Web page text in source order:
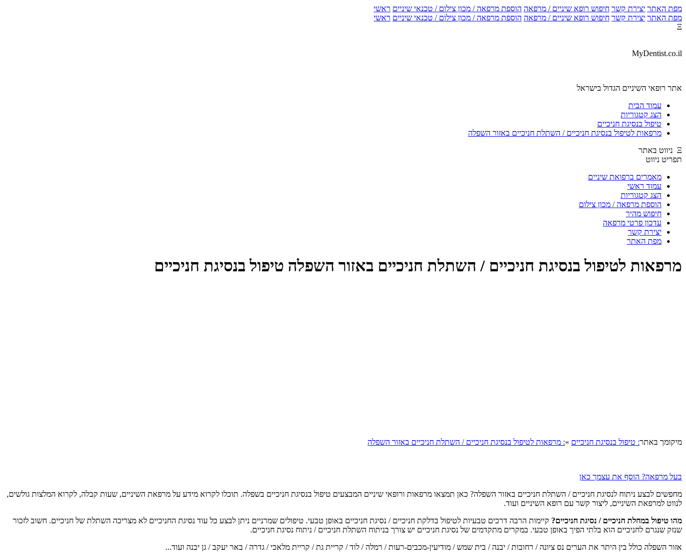
מפת האתר יצירת קשר חיפוש רופא שיניים / מרפאה הוספת מרפאה / מכון צילום / טכנאי שיניים ראשי
מפת האתר יצירת קשר חיפוש רופא שיניים / מרפאה הוספת מרפאה / מכון צילום / טכנאי שיניים ראשי
Ξ
MyDentist.co.il
אתר רופאי השיניים הגדול בישראל
עמוד הבית
הצג קטגוריות
טיפול בנסיגת חניכיים
מרפאות לטיפול בנסיגת חניכיים / השתלת חניכיים באזור השפלה
Ξ ניווט באתר
תפריט ניווט
מאמרים ברפואת שיניים
עמוד ראשי
הצג קטגוריות
הוספת מרפאה / מכון צילום
חיפוש מהיר
עדכון פרטי מרפאה
יצירת קשר
מפת האתר
מרפאות לטיפול בנסיגת חניכיים / השתלת חניכיים באזור השפלה טיפול בנסיגת חניכיים
מיקומך באתר: טיפול בנסיגת חניכיים »: מרפאות לטיפול בנסיגת חניכיים / השתלת חניכיים באזור השפלה
בעל מרפאה? הוסף את עצמך כאן
מחפשים לבצע ניתוח לנסיגת חניכיים / השתלת חניכיים באזור השפלה? כאן תמצאו מרפאות ורופאי שיניים המבצעים טיפול בנסיגת חניכיים בשפלה. תוכלו לקרוא מידע על מרפאת השיניים, שעות קבלה, לקרוא המלצות גולשים,
לנווט למרפאת השיניים, ליצור קשר עם רופא השיניים ועוד.
מהו טיפול במחלת חניכיים / נסיגת חניכיים? קיימות הרבה דרכים טבעיות לטיפול בדלקת חניכיים / נסיגת חניכיים באופן טבעי. טיפולים שמרניים ניתן לבצע כל עוד נסיגת החניכיים לא מצריכה השתלת של חניכיים. חשוב לזכור
שנזק שנגרם לחניכיים הוא בלתי הפיך באופן טבעי. במקרים מתקדמים של נסיגת חניכיים יש צורך בניתוח השתלת חניכיים / ניתוח נסיגת חניכיים.
אזור השפלה כולל בין היתר את הערים נס ציונה / רחובות / יבנה / בית שמש / מודיעין-מכבים-רעות / רמלה / לוד / קריית גת / קריית מלאכי / גדרה / באר יעקב / גן יבנה ועוד...